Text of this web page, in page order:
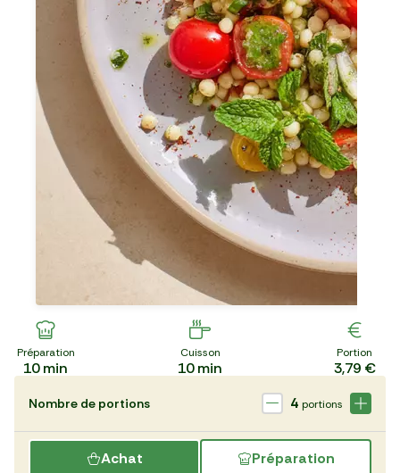
Préparation
10min
Cuisson
10min
Portion
3,79 €
Achat Préparation
Nombre de portions 4 portions